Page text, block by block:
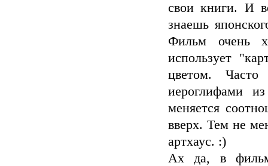
свои книги. И
знаешь
Фильм очень
использует
цветом. Часто
иероглифами
меняется
вверх. Тем не
артхаус. :)
Ах да, в